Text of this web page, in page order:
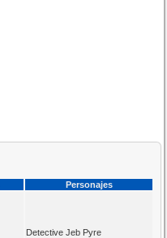
Personajes
Detective Jeb Pyre